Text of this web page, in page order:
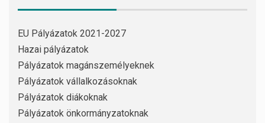
EU Pályázatok 2021-2027
Hazai pályázatok
Pályázatok magánszemélyeknek
Pályázatok vállalkozásoknak
Pályázatok diákoknak
Pályázatok önkormányzatoknak